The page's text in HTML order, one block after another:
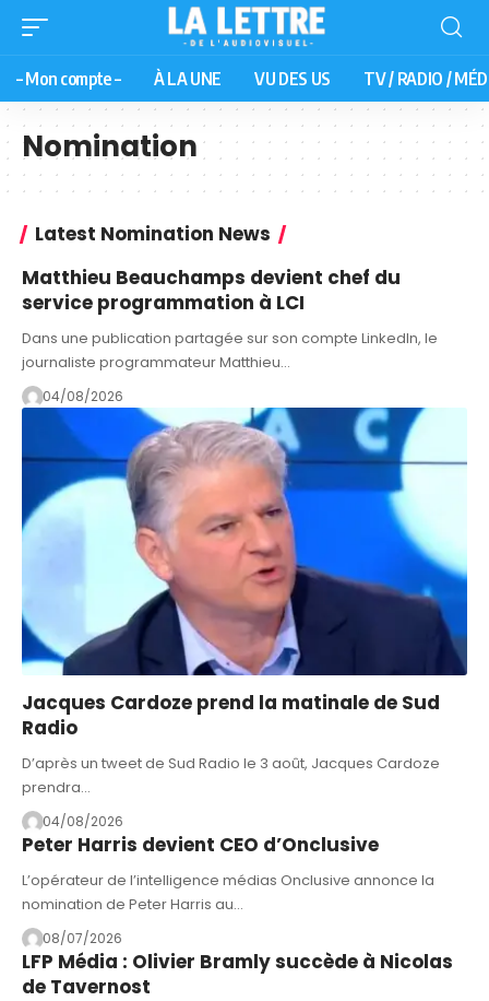
– Mon compte – À LA UNE VU DES US TV / RADIO /
Nomination
Latest Nomination News
Matthieu Beauchamps devient chef du
service programmation à LCI
Dans une publication partagée sur son compte LinkedIn, le
journaliste programmateur Matthieu…
04/08/2026
Jacques Cardoze prend la matinale de Sud
Radio
D’après un tweet de Sud Radio le 3 août, Jacques Cardoze
prendra…
04/08/2026
Peter Harris devient CEO d’Onclusive
L’opérateur de l’intelligence médias Onclusive annonce la
nomination de Peter Harris au…
08/07/2026
LFP Média : Olivier Bramly succède à Nicolas
de Tavernost